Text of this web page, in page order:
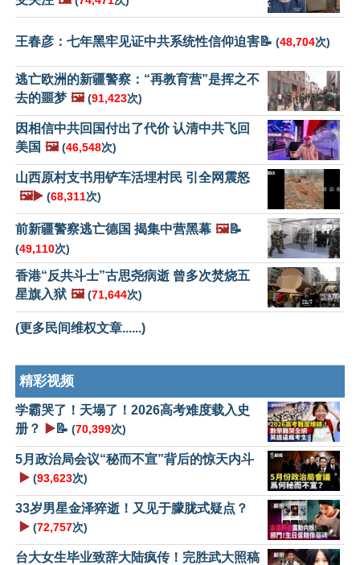
王春彦：七年黑牢见证中共系统性信仰迫害📝 (48,704次)
逃亡欧洲的新疆警察：“再教育营”是挥之不
去的噩梦 🖼️ (91,423次)
因相信中共回国付出了代价 认清中共飞回
美国 🖼️ (46,548次)
山西原村支书用铲车活埋村民 引全网震怒
🖼️▶️ (68,311次)
前新疆警察逃亡德国 揭集中营黑幕 🖼️📝
(49,110次)
香港“反共斗士”古思尧病逝 曾多次焚烧五
星旗入狱 🖼️ (71,644次)
(更多民间维权文章......)
精彩视频
学霸哭了！天塌了！2026高考难度载入史
册？
▶️📝 (70,399次)
5月政治局会议“秘而不宣”背后的惊天内斗
▶️ (93,623次)
33岁男星金泽猝逝！又见于朦胧式疑点？
▶️ (72,757次)
台大女生毕业致辞大陆疯传！完胜武大照稿